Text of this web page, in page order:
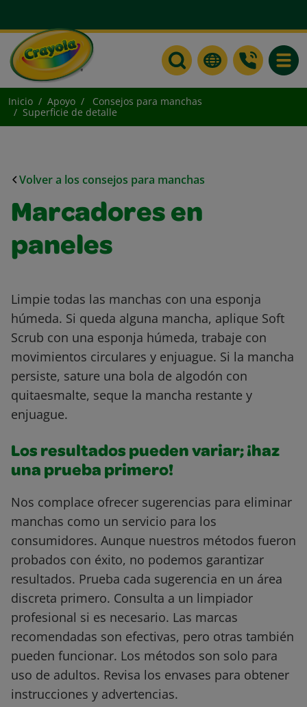
Inicio Apoyo
Consejos para manchas
Superficie de detalle
Volver a los consejos para manchas
Marcadores en
paneles
Limpie todas las manchas con una esponja
húmeda. Si queda alguna mancha, aplique Soft
Scrub con una esponja húmeda, trabaje con
movimientos circulares y enjuague. Si la mancha
persiste, sature una bola de algodón con
quitaesmalte, seque la mancha restante y
enjuague.
Los resultados pueden variar; ¡haz
una prueba primero!
Nos complace ofrecer sugerencias para eliminar
manchas como un servicio para los
consumidores. Aunque nuestros métodos fueron
probados con éxito, no podemos garantizar
resultados. Prueba cada sugerencia en un área
discreta primero. Consulta a un limpiador
profesional si es necesario. Las marcas
recomendadas son efectivas, pero otras también
pueden funcionar. Los métodos son solo para
uso de adultos. Revisa los envases para obtener
instrucciones y advertencias.